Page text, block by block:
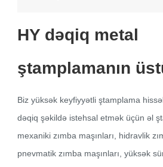
HY dəqiq metal
ştamplamanın
Biz yüksək keyfiyyətli ştamplama
dəqiq şəkildə istehsal etmək üçün əl
mexaniki zımba maşınları, hidravlik
pnevmatik zımba maşınları, yüksək